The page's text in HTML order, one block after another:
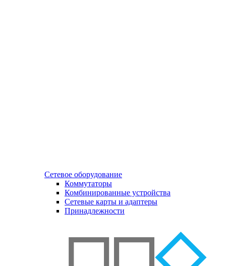
Сетевое оборудование
Коммутаторы
Комбинированные устройства
Сетевые карты и адаптеры
Принадлежности